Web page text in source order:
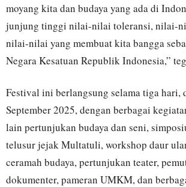
moyang kita dan budaya yang ada di
junjung tinggi nilai-nilai toleransi, nilai-
nilai-nilai yang membuat kita bangga
Negara Kesatuan Republik Indonesia,”
Festival ini berlangsung selama tiga hari,
September 2025, dengan berbagai
lain pertunjukan budaya dan seni,
telusur jejak Multatuli, workshop daur
ceramah budaya, pertunjukan teater,
dokumenter, pameran UMKM, dan